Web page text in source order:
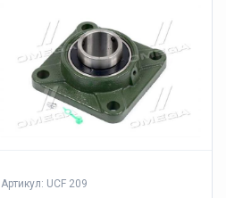
Артикул: UCF 209